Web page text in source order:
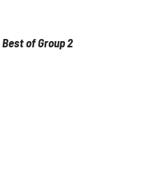
Best of Group 2